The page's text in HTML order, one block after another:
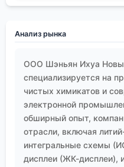
репутацией, — это
Анализ рынка
ООО Шэньян Ихуа
специализируется на
чистых химикатов и
электронной
обширный опыт,
отрасли, включая
интегральные схемы
дисплеи (ЖК-дисплеи),